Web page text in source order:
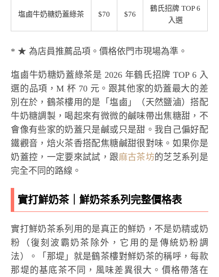
塩鹵牛奶糖奶蓋綠茶 $70 $76
鶴氏招牌 TOP 6
入選
* ★ 為店員推薦品項。價格依門市現場為準。
塩鹵牛奶糖奶蓋綠茶是 2026 年鶴氏招牌 TOP 6 入
選的品項，M 杯 70 元。跟其他家的奶蓋最大的差
別在於，鶴茶樓用的是「塩鹵」（天然鹽滷）搭配
牛奶糖調製，喝起來有微微的鹹味帶出焦糖甜，不
會像有些家的奶蓋只是鹹或只是甜。我自己偏好配
鐵觀音，焙火茶香搭配焦糖鹹甜很對味。如果你是
奶蓋控，一定要來試試，跟麻古茶坊的芝芝系列是
完全不同的路線。
實打鮮奶茶｜鮮奶茶系列完整價格表
實打鮮奶茶系列用的是真正的鮮奶，不是奶精或奶
粉（復刻波霸奶茶除外，它用的是傳統奶粉調
法）。「那堤」就是鶴茶樓對鮮奶茶的稱呼，每款
那堤的基底茶不同，風味差異很大。價格帶落在